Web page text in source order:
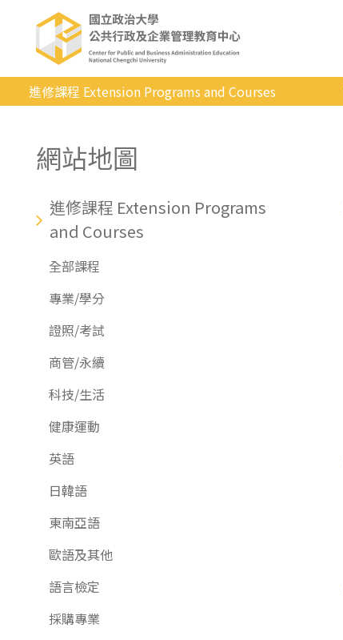
進修課程 Extension Programs and Courses
專業/學分
商管/永續
網站地圖
進修課程 Extension Programs
and Courses
全部課程
專業/學分
證照/考試
商管/永續
科技/生活
健康運動
英語
日韓語
東南亞語
歐語及其他
語言檢定
採購專業